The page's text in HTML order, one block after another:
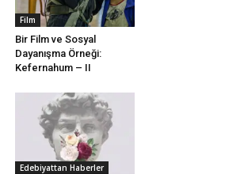
Film
Bir Film ve Sosyal
Dayanışma Örneği:
Kefernahum – II
Edebiyattan Haberler